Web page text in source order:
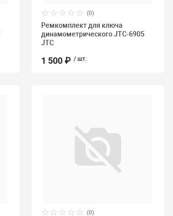
(0)
Ремкомплект для ключа
динамометрического JTC-6905
JTC
1 500 ₽ / шт.
(0)